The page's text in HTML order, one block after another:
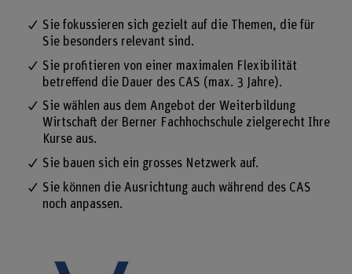
Sie fokussieren sich gezielt auf die Themen, die für
Sie besonders relevant sind.
Sie profitieren von einer maximalen Flexibilität
betreffend die Dauer des CAS (max. 3 Jahre).
Sie wählen aus dem Angebot der Weiterbildung
Wirtschaft der Berner Fachhochschule zielgerecht Ihre
Kurse aus.
Sie bauen sich ein grosses Netzwerk auf.
Sie können die Ausrichtung auch während des CAS
noch anpassen.